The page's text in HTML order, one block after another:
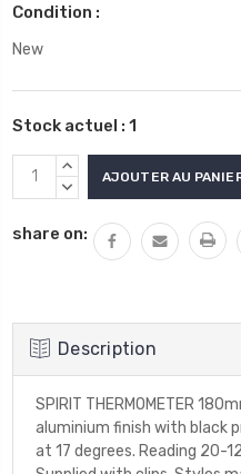
Condition :
New
Stock actuel : 1
AUGMENTER
LA
:
DIMINUER
QUANTITÉ
share on:
Description
SPIRIT THERMOMETER
aluminium finish with black
at 17 degrees. Reading 20-